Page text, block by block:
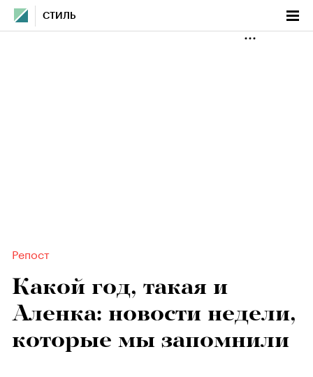
СТИЛЬ
Репост
Какой год, такая и
Аленка: новости недели,
которые мы запомнили